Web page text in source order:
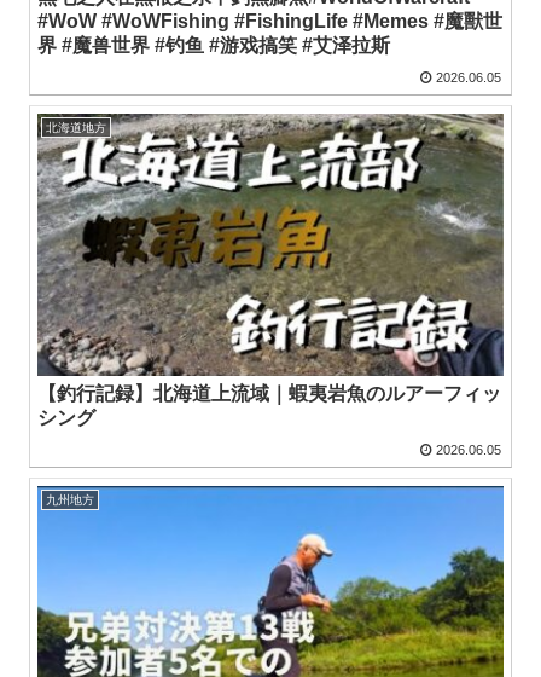
#WoW #WoWFishing #FishingLife #Memes #魔獸世
界 #魔兽世界 #钓鱼 #游戏搞笑 #艾泽拉斯
2026.06.05
北海道地方
【釣行記録】北海道上流域｜蝦夷岩魚のルアーフィッ
シング
2026.06.05
九州地方